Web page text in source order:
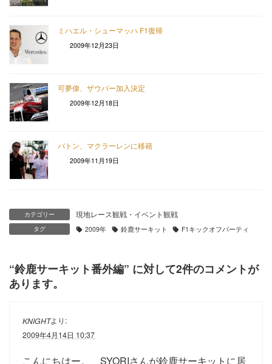
ミハエル・シューマッハ F1復帰
2009年12月23日
可夢偉、ザウバー加入決定
2009年12月18日
バトン、マクラーレンに移籍
2009年11月19日
カテゴリー 現地レース観戦・イベント観戦
タグ 2009年 鈴鹿サーキット F1キックオフパーティ
“鈴鹿サーキット番外編” に対して2件のコメントが
あります。
KNIGHTより:
2009年4月14日 10:37
こんにちはー。 SYORIさんが鈴鹿サーキットに居